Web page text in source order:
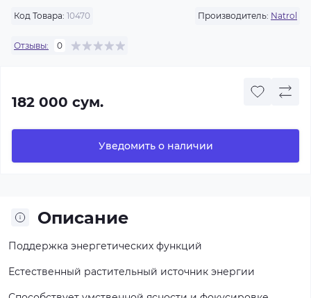
Код Товара: 10470 Производитель: Natrol
Отзывы: 0
182 000 сум.
Уведомить о наличии
Описание
Поддержка энергетических функций
Естественный растительный источник энергии